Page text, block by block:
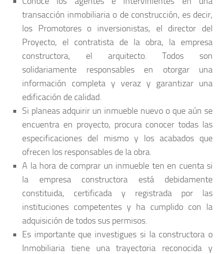
transacción inmobiliaria o de construcción, es decir,
los Promotores o inversionistas, el director del
Proyecto, el contratista de la obra, la empresa
constructora, el arquitecto. Todos son
solidariamente responsables en otorgar una
información completa y veraz y garantizar una
edificación de calidad.
Si planeas adquirir un inmueble nuevo o que aún se
encuentra en proyecto, procura conocer todas las
especificaciones del mismo y los acabados que
ofrecen los responsables de la obra.
A la hora de comprar un inmueble ten en cuenta si
la empresa constructora está debidamente
constituida, certificada y registrada por las
instituciones competentes y ha cumplido con la
adquisición de todos sus permisos.
Es importante que investigues si la constructora o
Inmobiliaria tiene una trayectoria reconocida y